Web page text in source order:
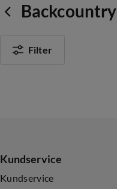
Backcountry
Filter
Kundservice
Kundservice